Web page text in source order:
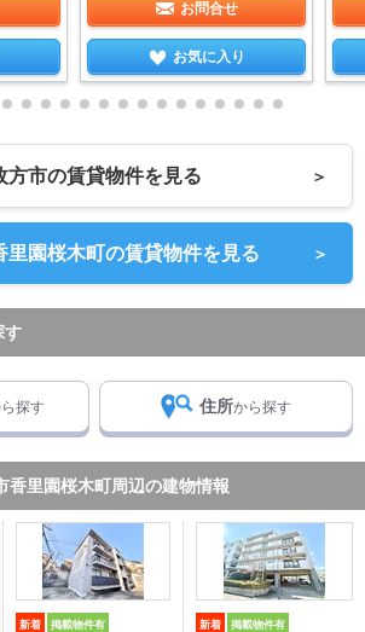
お問合せ
お気に入り
方市の賃貸物件を見る ＞
里園桜木町の賃貸物件を見る ＞
す
探す 住所から探す
香里園桜木町周辺の建物情報
新着 掲載物件有 新着 掲載物件有